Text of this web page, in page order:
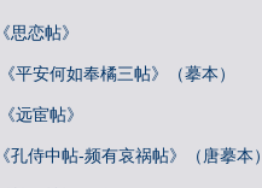
思恋帖》
平安何如奉橘三帖》（摹本）
远宦帖》
孔侍中帖-频有哀祸帖》（唐摹本）